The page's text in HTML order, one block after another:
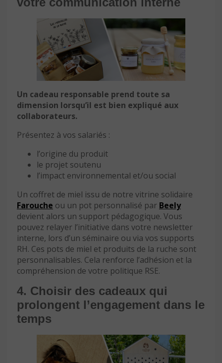
Un cadeau responsable prend toute sa
dimension lorsqu’il est bien expliqué aux
collaborateurs.
Présentez à vos salariés :
l’origine du produit
le projet soutenu
l’impact environnemental et/ou social
Un coffret de miel issu de notre vitrine solidaire
Farouche ou un pot personnalisé par Beely
devient alors un support pédagogique. Vous
pouvez relayer l’initiative dans votre newsletter
interne, lors d’un séminaire ou via vos supports
RH. Ces pots de miel et produits de la ruche sont
personnalisables. Cela renforce l’adhésion et la
compréhension de votre politique RSE.
4. Choisir des cadeaux qui
prolongent l’engagement dans le
temps